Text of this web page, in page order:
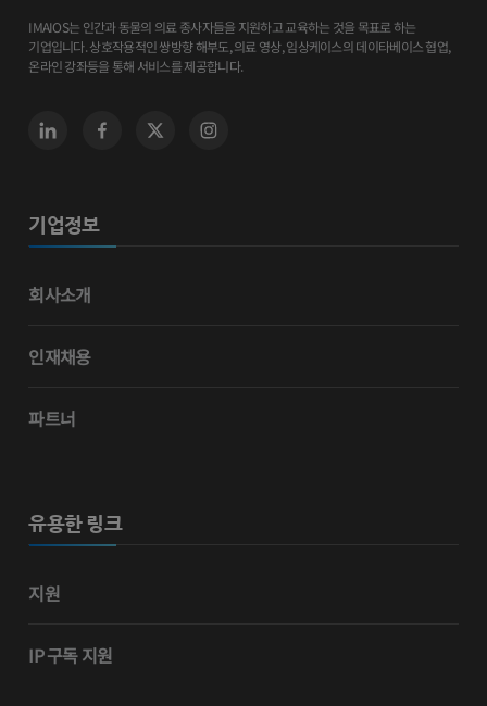
IMAIOS는 인간과 동물의 의료 종사자들을 지원하고 교육하는 것을 목표로 하는
기업입니다. 상호작용적인 쌍방향 해부도, 의료 영상, 임상케이스의 데이타베이스 협업,
온라인 강좌등을 통해 서비스를 제공합니다.
기업정보
회사소개
인재채용
파트너
유용한 링크
지원
IP 구독 지원